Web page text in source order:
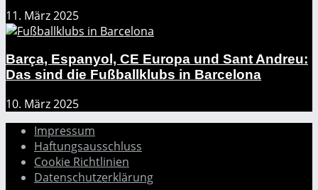
11. März 2025
Barça, Espanyol, CE Europa und Sant Andreu:
Das sind die Fußballklubs in Barcelona
10. März 2025
Impressum
Haftungsausschluss
Cookie Richtlinien
Datenschutzerklärung